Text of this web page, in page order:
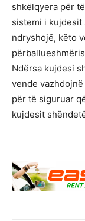
shkëlqyera për
sistemi i kujdesit
ndryshojë, këto
Ndërsa kujdesi
vende
për të siguruar
kujdesit